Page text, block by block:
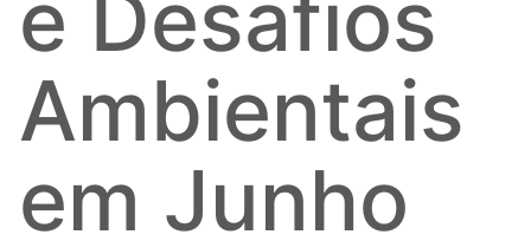
e Desafios
Ambientais
em Junho